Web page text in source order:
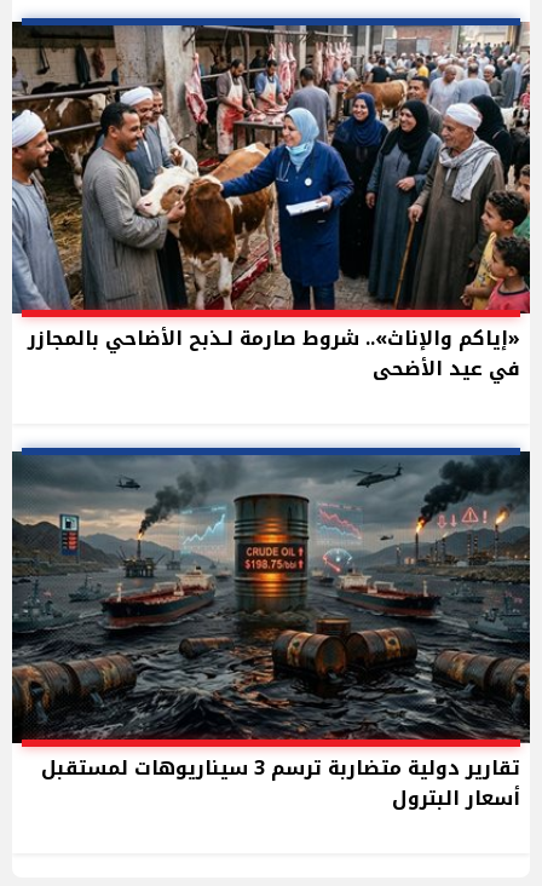
«إياكم والإناث».. شروط صارمة لـذبح الأضاحي بالمجازر
في عيد الأضحى
تقارير دولية متضاربة ترسم 3 سيناريوهات لمستقبل
أسعار البترول